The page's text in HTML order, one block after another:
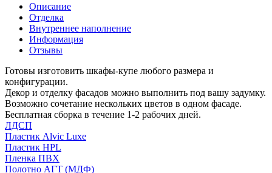
Описание
Отделка
Внутреннее наполнение
Информация
Отзывы
Готовы изготовить шкафы-купе любого размера и
конфигурации.
Декор и отделку фасадов можно выполнить под вашу задумку.
Возможно сочетание нескольких цветов в одном фасаде.
Бесплатная сборка в течение 1-2 рабочих дней.
ЛДСП
Пластик Alvic Luxe
Пластик HPL
Пленка ПВХ
Полотно АГТ (МДФ)